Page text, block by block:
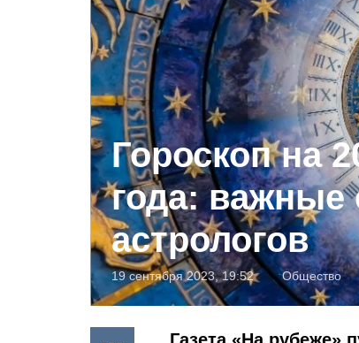
Гороскоп на
года: важные
астрологов
19 сентября 2023, 19:52 Общество